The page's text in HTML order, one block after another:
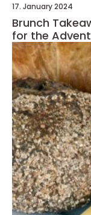
17. January 2024
Brunch
for the